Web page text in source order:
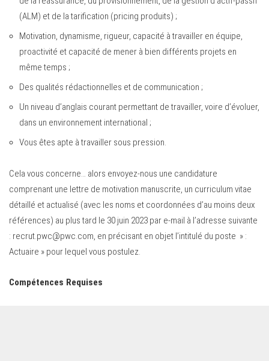
(ALM) et de la tarification (pricing produits) ;
Motivation, dynamisme, rigueur, capacité à travailler en équipe,
proactivité et capacité de mener à bien différents projets en
même temps ;
Des qualités rédactionnelles et de communication ;
Un niveau d’anglais courant permettant de travailler, voire d’évoluer,
dans un environnement international ;
Vous êtes apte à travailler sous pression.
Cela vous concerne… alors envoyez-nous une candidature
comprenant une lettre de motivation manuscrite, un curriculum vitae
détaillé et actualisé (avec les noms et coordonnées d’au moins deux
références) au plus tard le 30 juin 2023 par e-mail à l’adresse suivante
: recrut.pwc@pwc.com, en précisant en objet l’intitulé du poste » :
Actuaire » pour lequel vous postulez.
Compétences Requises